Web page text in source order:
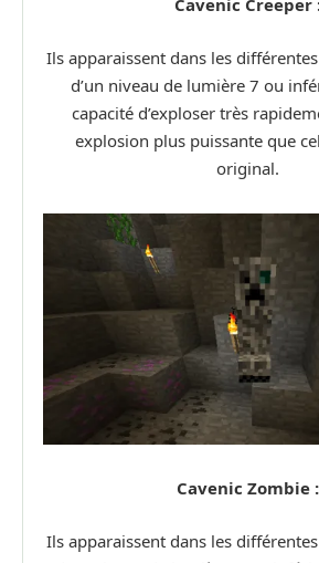
Cavenic Creeper
Ils apparaissent dans les
d’un niveau de lumière 7 ou
capacité d’exploser très
explosion plus puissante que
original.
Cavenic Zombie :
Ils apparaissent dans les